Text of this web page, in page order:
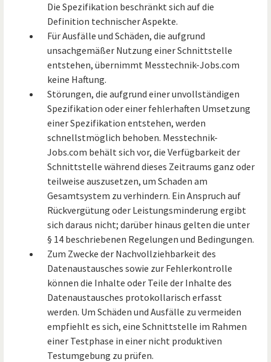
Die Spezifikation beschränkt sich auf die
Definition technischer Aspekte.
Für Ausfälle und Schäden, die aufgrund
unsachgemäßer Nutzung einer Schnittstelle
entstehen, übernimmt Messtechnik-Jobs.com
keine Haftung.
Störungen, die aufgrund einer unvollständigen
Spezifikation oder einer fehlerhaften Umsetzung
einer Spezifikation entstehen, werden
schnellstmöglich behoben. Messtechnik-
Jobs.com behält sich vor, die Verfügbarkeit der
Schnittstelle während dieses Zeitraums ganz oder
teilweise auszusetzen, um Schaden am
Gesamtsystem zu verhindern. Ein Anspruch auf
Rückvergütung oder Leistungsminderung ergibt
sich daraus nicht; darüber hinaus gelten die unter
§ 14 beschriebenen Regelungen und Bedingungen.
Zum Zwecke der Nachvollziehbarkeit des
Datenaustausches sowie zur Fehlerkontrolle
können die Inhalte oder Teile der Inhalte des
Datenaustausches protokollarisch erfasst
werden. Um Schäden und Ausfälle zu vermeiden
empfiehlt es sich, eine Schnittstelle im Rahmen
einer Testphase in einer nicht produktiven
Testumgebung zu prüfen.